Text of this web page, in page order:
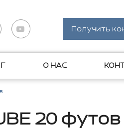
Получить
О НАС
20 футов